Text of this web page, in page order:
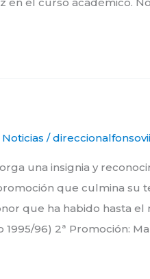
Noticias /
una insignia y
que culmina su
que ha habido hasta el
1995/96) 2ª Promoción: